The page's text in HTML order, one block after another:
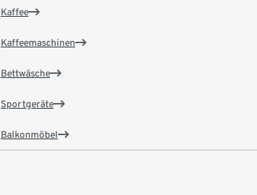
Kaffee
Kaffeemaschinen
Bettwäsche
Sportgeräte
Balkonmöbel